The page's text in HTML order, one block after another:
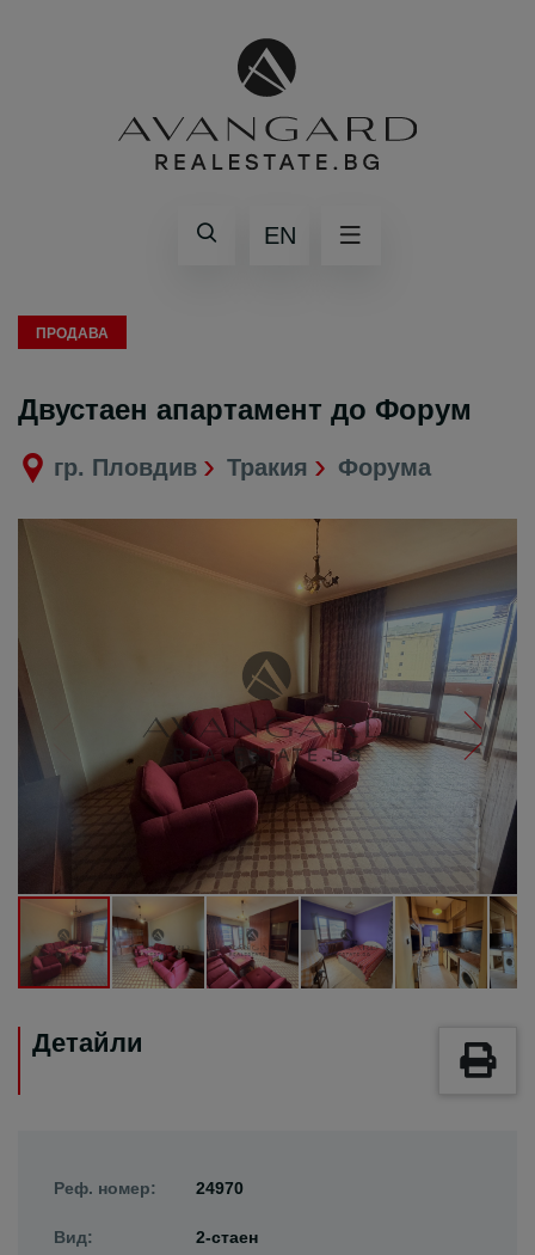
EN
ПРОДАВА
Двустаен апартамент до Форум
гр. Пловдив Тракия Форума
Детайли
Реф. номер: 24970
Вид: 2-стаен